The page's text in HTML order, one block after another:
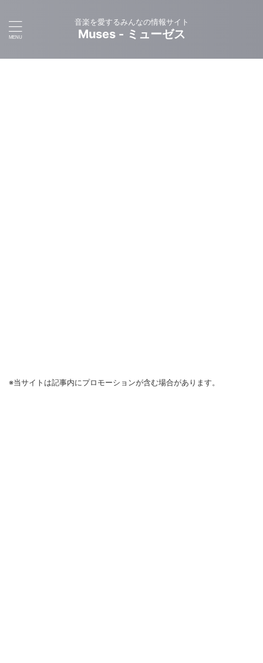
音楽を愛するみんなの情報サイト
Muses - ミューゼス
※当サイトは記事内にプロモーションが含む場合があります。